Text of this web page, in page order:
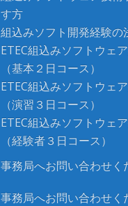
す方
組込みソフト開発経験の
ETEC組込みソフトウェ
（基本２日コース）
ETEC組込みソフトウェ
（演習３日コース）
ETEC組込みソフトウェ
（経験者３日コース）
事務局へお問い合わせく
事務局へお問い合わせく